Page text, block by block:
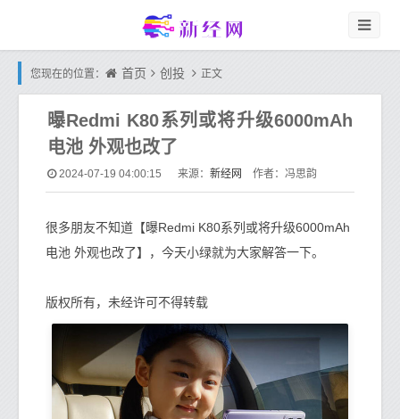
您现在的位置： 首页 创投 正文
曝Redmi K80系列或将升级6000mAh
电池 外观也改了
2024-07-19 04:00:15 来源： 新经网 作者：冯思韵
很多朋友不知道【曝Redmi K80系列或将升级6000mAh
电池 外观也改了】，今天小绿就为大家解答一下。
版权所有，未经许可不得转载